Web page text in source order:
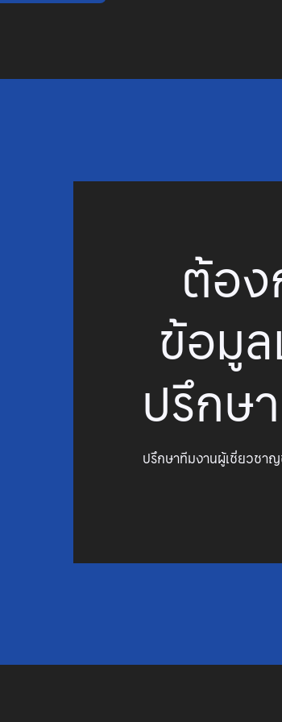
ต้อง
ข้อมูล
ปรึกษา
ปรึกษาทีมงานผู้เชี่ยวชา